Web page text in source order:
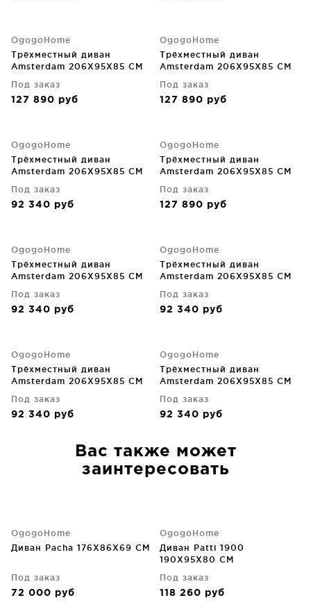
OgogoHome
Трёхместный диван
Amsterdam 206X95X85 CM
Под заказ
127 890 руб
OgogoHome
Трёхместный диван
Amsterdam 206X95X85 CM
Под заказ
127 890 руб
OgogoHome
Трёхместный диван
Amsterdam 206X95X85 CM
Под заказ
92 340 руб
OgogoHome
Трёхместный диван
Amsterdam 206X95X85 CM
Под заказ
127 890 руб
OgogoHome
Трёхместный диван
Amsterdam 206X95X85 CM
Под заказ
92 340 руб
OgogoHome
Трёхместный диван
Amsterdam 206X95X85 CM
Под заказ
92 340 руб
OgogoHome
Трёхместный диван
Amsterdam 206X95X85 CM
Под заказ
92 340 руб
OgogoHome
Трёхместный диван
Amsterdam 206X95X85 CM
Под заказ
92 340 руб
Вас также может
заинтересовать
OgogoHome
Диван Pacha 176X86X69 CM
Под заказ
72 000 руб
OgogoHome
Диван Patti 1900
190X95X80 CM
Под заказ
118 260 руб